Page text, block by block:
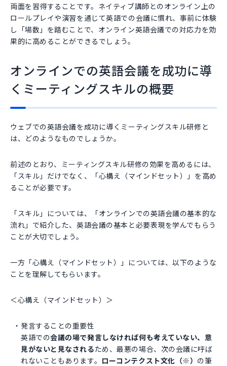
両面を習得することです。ネイティブ講師とのオンライン上の
ロールプレイや演習を通じて英語での会議に慣れ、事前に体験
し「場数」を踏むことで、オンライン英語会議での対応力を効
果的に高めることができるでしょう。
オンラインでの英語会議を成功に導
くミーティングスキルの概要
ウェブでの英語会議を成功に導くミーティングスキル研修と
は、どのようなものでしょうか。
前述のとおり、ミーティングスキル研修の効果を高めるには、
「スキル」だけでなく、「心構え（マインドセット）」を高め
ることが必要です。
「スキル」については、「オンラインでの英語会議の基本的な
流れ」で紹介した、英語会議の基本と必要表現を学んでもらう
ことが大切でしょう。
一方「心構え（マインドセット）」については、以下のような
ことを理解してもらいます。
＜心構え（マインドセット）＞
発言することの重要性
英語での会議の場で発言しなければ何も考えていない、意
見がないと見なされるため、最悪の場合、次の会議に呼ば
れないこともあります。 ローコンテクスト文化（※） の筆